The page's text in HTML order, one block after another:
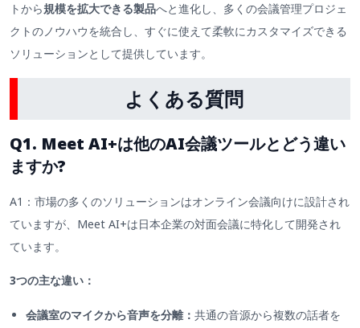
トから規模を拡大できる製品へと進化し、多くの会議管理プロジェ
クトのノウハウを統合し、すぐに使えて柔軟にカスタマイズできる
ソリューションとして提供しています。
よくある質問
Q1. Meet AI+は他のAI会議ツールとどう違い
ますか?
A1：市場の多くのソリューションはオンライン会議向けに設計され
ていますが、Meet AI+は日本企業の対面会議に特化して開発され
ています。
3つの主な違い：
会議室のマイクから音声を分離： 共通の音源から複数の話者を